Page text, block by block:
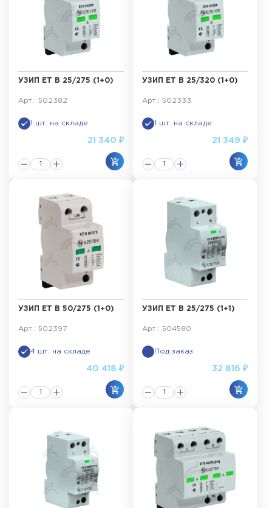
УЗИП ET B 25/275 (1+0)
Арт.: 502382
1 шт. на складе
21 340 ₽
УЗИП ET B 25/320 (1+0)
Арт.: 502333
1 шт. на складе
21 349 ₽
УЗИП ET B 50/275 (1+0)
Арт.: 502397
4 шт. на складе
40 418 ₽
УЗИП ET B 25/275 (1+1)
Арт.: 504580
Под заказ
32 816 ₽